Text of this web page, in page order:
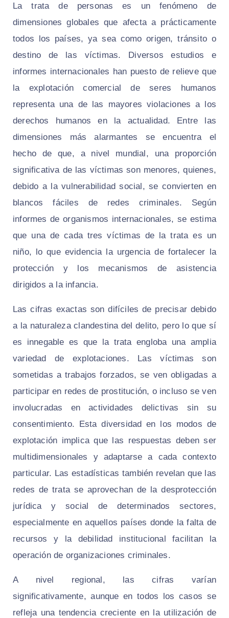
La trata de personas es un fenómeno de
dimensiones globales que afecta a prácticamente
todos los países, ya sea como origen, tránsito o
destino de las víctimas. Diversos estudios e
informes internacionales han puesto de relieve que
la explotación comercial de seres humanos
representa una de las mayores violaciones a los
derechos humanos en la actualidad. Entre las
dimensiones más alarmantes se encuentra el
hecho de que, a nivel mundial, una proporción
significativa de las víctimas son menores, quienes,
debido a la vulnerabilidad social, se convierten en
blancos fáciles de redes criminales. Según
informes de organismos internacionales, se estima
que una de cada tres víctimas de la trata es un
niño, lo que evidencia la urgencia de fortalecer la
protección y los mecanismos de asistencia
dirigidos a la infancia.
Las cifras exactas son difíciles de precisar debido
a la naturaleza clandestina del delito, pero lo que sí
es innegable es que la trata engloba una amplia
variedad de explotaciones. Las víctimas son
sometidas a trabajos forzados, se ven obligadas a
participar en redes de prostitución, o incluso se ven
involucradas en actividades delictivas sin su
consentimiento. Esta diversidad en los modos de
explotación implica que las respuestas deben ser
multidimensionales y adaptarse a cada contexto
particular. Las estadísticas también revelan que las
redes de trata se aprovechan de la desprotección
jurídica y social de determinados sectores,
especialmente en aquellos países donde la falta de
recursos y la debilidad institucional facilitan la
operación de organizaciones criminales.
A nivel regional, las cifras varían
significativamente, aunque en todos los casos se
refleja una tendencia creciente en la utilización de